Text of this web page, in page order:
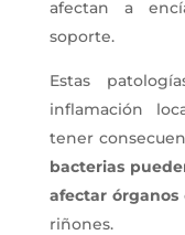
afectan a
soporte.
Estas
inflamación
tener
bacterias
afectar órganos
riñones.